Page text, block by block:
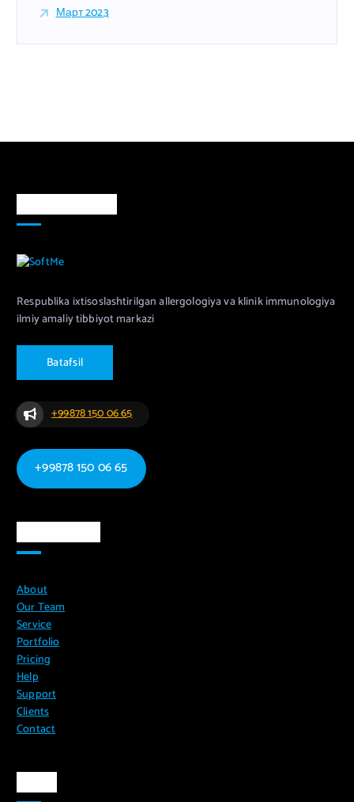
Март 2023
Respublika ixtisoslashtirilgan allergologiya va klinik immunologiya
ilmiy amaliy tibbiyot markazi
Batafsil
+99878 150 06 65
+99878 150 06 65
About
Our Team
Service
Portfolio
Pricing
Help
Support
Clients
Contact